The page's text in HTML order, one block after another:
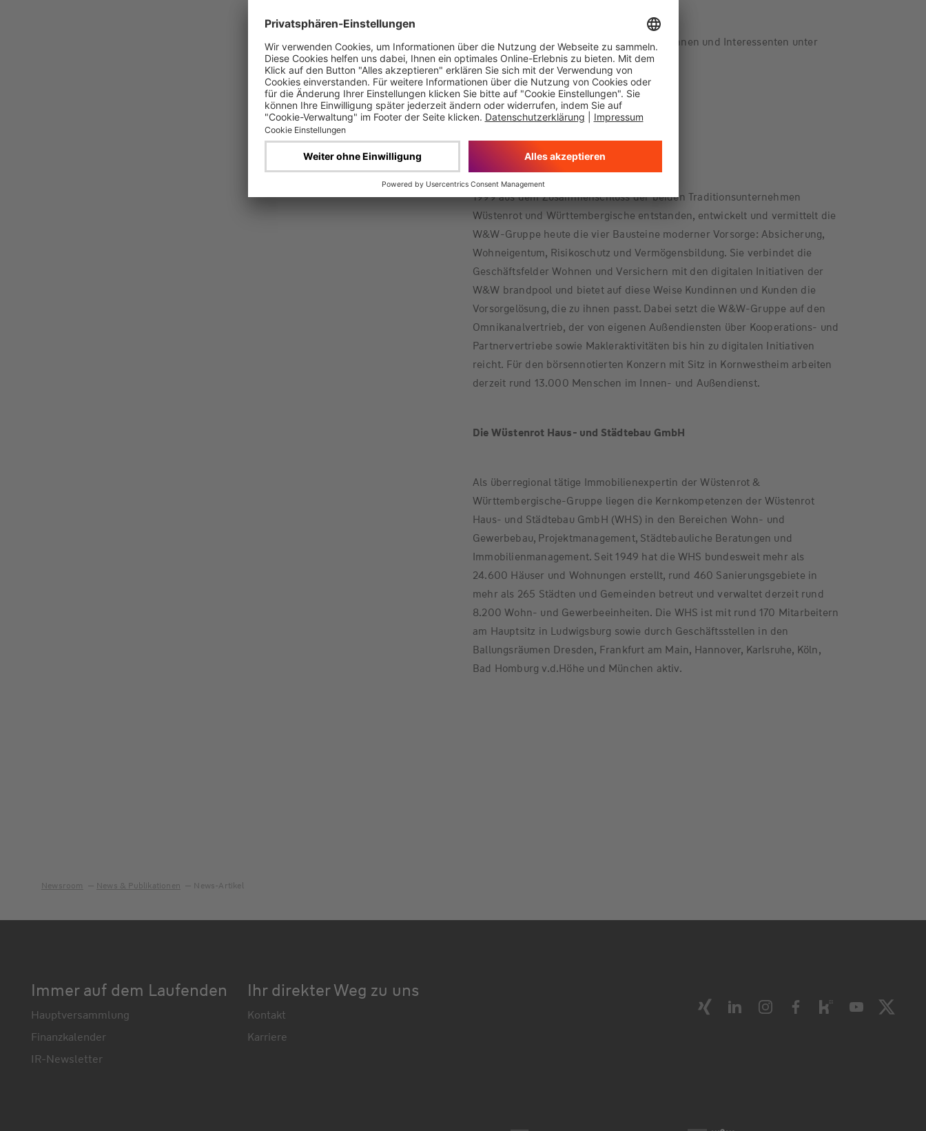
Weitere Informationen finden Interessentinnen und Interessenten unter
www.whs-oberursel.de.
Ludwigsburg, 15. November 2022
1999 aus dem Zusammenschluss der beiden Traditionsunternehmen
Wüstenrot und Württembergische entstanden, entwickelt und vermittelt die
W&W-Gruppe heute die vier Bausteine moderner Vorsorge: Absicherung,
Wohneigentum, Risikoschutz und Vermögensbildung. Sie verbindet die
Geschäftsfelder Wohnen und Versichern mit den digitalen Initiativen der
W&W brandpool und bietet auf diese Weise Kundinnen und Kunden die
Vorsorgelösung, die zu ihnen passt. Dabei setzt die W&W-Gruppe auf den
Omnikanalvertrieb, der von eigenen Außendiensten über Kooperations- und
Partnervertriebe sowie Makleraktivitäten bis hin zu digitalen Initiativen
reicht. Für den börsennotierten Konzern mit Sitz in Kornwestheim arbeiten
derzeit rund 13.000 Menschen im Innen- und Außendienst.
Die Wüstenrot Haus- und Städtebau GmbH
Als überregional tätige Immobilienexpertin der Wüstenrot &
Württembergische-Gruppe liegen die Kernkompetenzen der Wüstenrot
Haus- und Städtebau GmbH (WHS) in den Bereichen Wohn- und
Gewerbebau, Projektmanagement, Städtebauliche Beratungen und
Immobilienmanagement. Seit 1949 hat die WHS bundesweit mehr als
24.600 Häuser und Wohnungen erstellt, rund 460 Sanierungsgebiete in
mehr als 265 Städten und Gemeinden betreut und verwaltet derzeit rund
8.200 Wohn- und Gewerbeeinheiten. Die WHS ist mit rund 170 Mitarbeitern
am Hauptsitz in Ludwigsburg sowie durch Geschäftsstellen in den
Ballungsräumen Dresden, Frankfurt am Main, Hannover, Karlsruhe, Köln,
Bad Homburg v.d.Höhe und München aktiv.
Newsroom News & Publikationen News-Artikel
Immer auf dem Laufenden
Hauptversammlung
Finanzkalender
IR-Newsletter
Ihr direkter Weg zu uns
Kontakt
Karriere